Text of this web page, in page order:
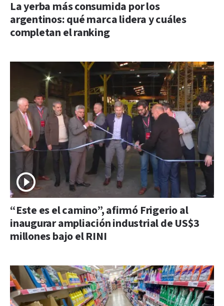
La yerba más consumida por los
argentinos: qué marca lidera y cuáles
completan el ranking
“Este es el camino”, afirmó Frigerio al
inaugurar ampliación industrial de US$3
millones bajo el RINI